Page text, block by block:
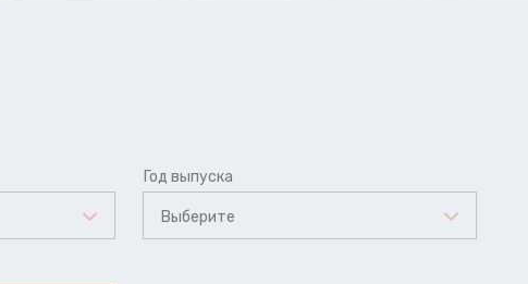
Год выпуска
Выберите